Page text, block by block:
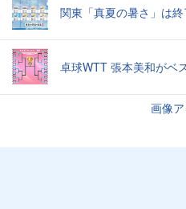
関東「真夏の暑さ」は
卓球WTT 張本美和がベ
画像